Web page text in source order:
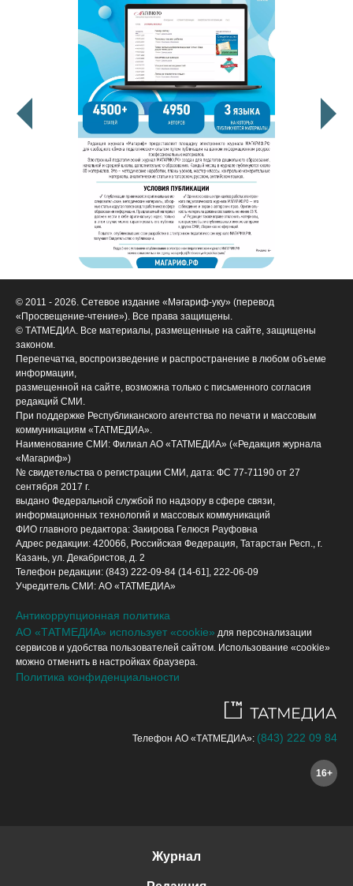
© 2011 - 2026. Сетевое издание «Мәгариф-уку» (перевод
«Просвещение-чтение»). Все права защищены.
© ТАТМЕДИА. Все материалы, размещенные на сайте, защищены
законом.
Перепечатка, воспроизведение и распространение в любом объеме
информации,
размещенной на сайте, возможна только с письменного согласия
редакций СМИ.
При поддержке Республиканского агентства по печати и массовым
коммуникациям «ТАТМЕДИА».
Наименование СМИ: Филиал АО «ТАТМЕДИА» («Редакция журнала
«Магариф»)
№ свидетельства о регистрации СМИ, дата: ФС 77-71190 от 27
сентября 2017 г.
выдано Федеральной службой по надзору в сфере связи,
информационных технологий и массовых коммуникаций
ФИО главного редактора: Закирова Гелюся Рауфовна
Адрес редакции: 420066, Российская Федерация, Татарстан Респ., г.
Казань, ул. Декабристов, д. 2
Телефон редакции: (843) 222-09-84 (14-61], 222-06-09
Учредитель СМИ: АО «ТАТМЕДИА»
Антикоррупционная политика
АО «ТАТМЕДИА» использует «cookie» для персонализации
сервисов и удобства пользователей сайтом. Использование «cookie»
можно отменить в настройках браузера.
Политика конфиденциальности
Телефон АО «ТАТМЕДИА»: (843) 222 09 84
16+
Журнал